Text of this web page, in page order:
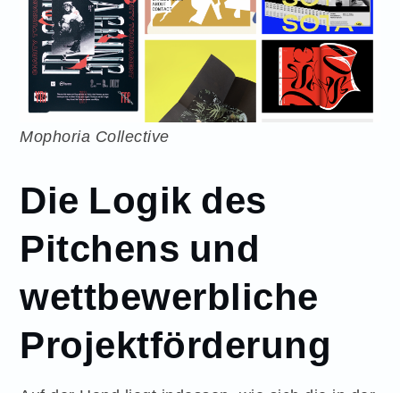
Mophoria Collective
Die Logik des
Pitchens und
wettbewerbliche
Projektförderung